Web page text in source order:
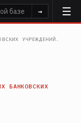
→
УЧРЕЖДЕНИЙ.
БАНКОВСКИХ